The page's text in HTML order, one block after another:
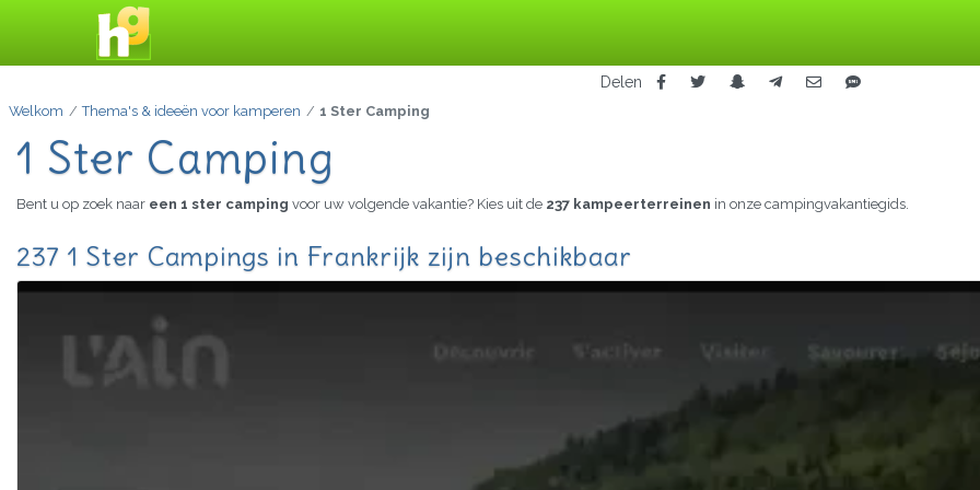
Delen
Welkom Thema's & ideeën voor kamperen 1 Ster Camping
1 Ster Camping
Bent u op zoek naar een 1 ster camping voor uw volgende vakantie? Kies uit de 237 kampeerterreinen in onze campingvakantiegids.
237 1 Ster Campings in Frankrijk zijn beschikbaar